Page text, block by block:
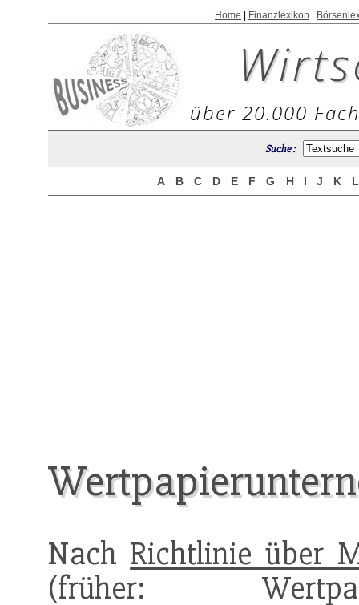
Home Finanzlexikon
über 20.000
Suche :
A B C D E F G H I J K
Nach Richtlinie über
(früher: